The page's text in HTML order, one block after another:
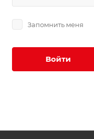
Запомнить меня
Войти